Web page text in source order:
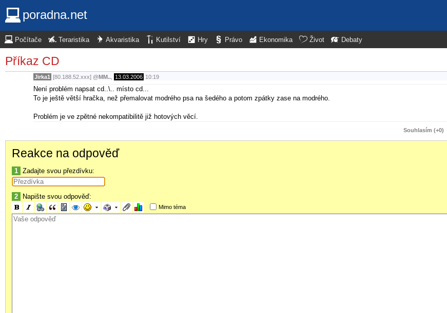
poradna.net
Počítače Teraristika Akvaristika Kutilství Hry Právo Ekonomika Život Debaty
Příkaz CD
Jirka1 [80.188.52.xxx] @MM.. 13.03.2006 10:19
Není problém napsat cd..\.. místo cd...
To je ještě větší hračka, než přemalovat modrého psa na šedého a potom zpátky zase na modrého.
Problém je ve zpětné nekompatibilitě již hotových věcí.
Souhlasím (+0)
Reakce na odpověď
1 Zadajte svou přezdívku:
2 Napište svou odpověď:
Mimo téma